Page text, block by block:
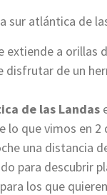
extiende a orillas
disfrutar de un
de las Landas
lo que vimos en 2
una distancia
para descubrir
los que